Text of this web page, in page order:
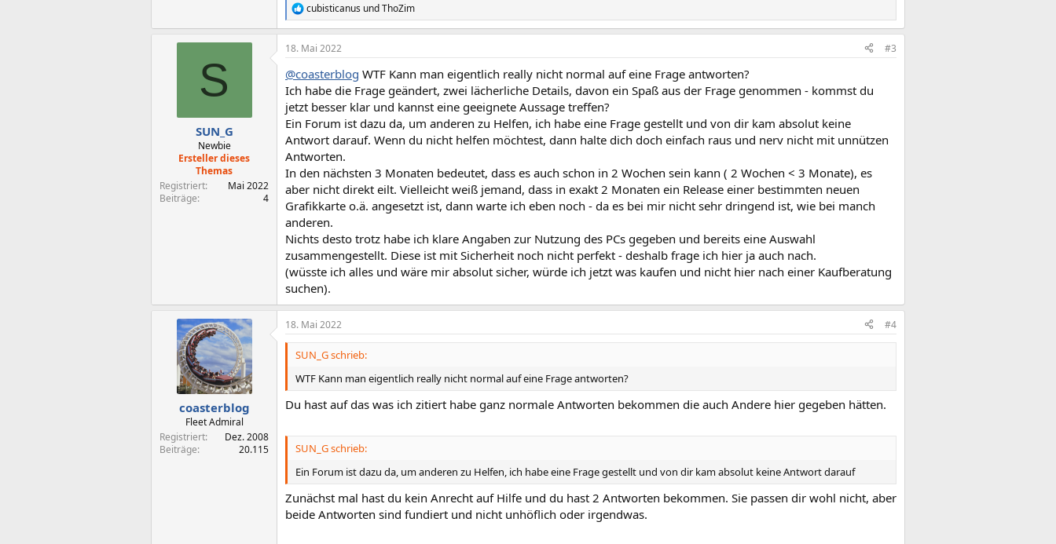
R
e
a
k
i
o
n
e
n
:
cubisticanus undThoZim
S
SUN_G
Newbie
Ersteller dieses
Themas
Registriert
Mai 2022
Beiträge
4
18. Mai 2022 #3
@coasterblog WTF Kann man eigentlich really nicht normal auf eine Frage antworten?
Ich habe die Frage geändert, zwei lächerliche Details, davon ein Spaß aus der Frage genommen - kommst du
jetzt besser klar und kannst eine geeignete Aussage treffen?
Ein Forum ist dazu da, um anderen zu Helfen, ich habe eine Frage gestellt und von dir kam absolut keine
Antwort darauf. Wenn du nicht helfen möchtest, dann halte dich doch einfach raus und nerv nicht mit unnützen
Antworten.
In den nächsten 3 Monaten bedeutet, dass es auch schon in 2 Wochen sein kann ( 2 Wochen < 3 Monate), es
aber nicht direkt eilt. Vielleicht weiß jemand, dass in exakt 2 Monaten ein Release einer bestimmten neuen
Grafikkarte o.ä. angesetzt ist, dann warte ich eben noch - da es bei mir nicht sehr dringend ist, wie bei manch
anderen.
Nichts desto trotz habe ich klare Angaben zur Nutzung des PCs gegeben und bereits eine Auswahl
zusammengestellt. Diese ist mit Sicherheit noch nicht perfekt - deshalb frage ich hier ja auch nach.
(wüsste ich alles und wäre mir absolut sicher, würde ich jetzt was kaufen und nicht hier nach einer Kaufberatung
suchen).
coasterblog
Fleet Admiral
Registriert
Dez. 2008
Beiträge
20.115
18. Mai 2022 #4
SUN_G schrieb:
WTF Kann man eigentlich really nicht normal auf eine Frage antworten?
Du hast auf das was ich zitiert habe ganz normale Antworten bekommen die auch Andere hier gegeben hätten.
SUN_G schrieb:
Ein Forum ist dazu da, um anderen zu Helfen, ich habe eine Frage gestellt und von dir kam absolut keine Antwort darauf
Zunächst mal hast du kein Anrecht auf Hilfe und du hast 2 Antworten bekommen. Sie passen dir wohl nicht, aber
beide Antworten sind fundiert und nicht unhöflich oder irgendwas.